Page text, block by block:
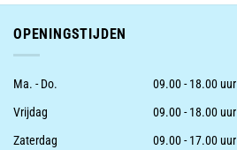
OPENINGSTIJDEN
Ma. - Do.
09.00 - 18.00 uur
Vrijdag
09.00 - 18.00 uur
Zaterdag
09.00 - 17.00 uur